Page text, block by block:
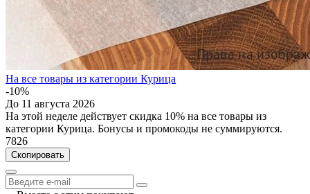
На все товары из категории Курица
-10%
До 11 августа 2026
На этой неделе действует скидка 10% на все товары из
категории Курица. Бонусы и промокоды не суммируются.
7826
Скопировать